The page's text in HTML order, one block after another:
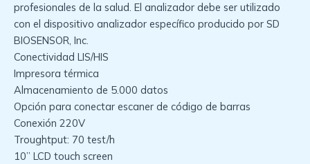
profesionales de la salud. El analizador debe ser utilizado
con el dispositivo analizador específico producido por SD
BIOSENSOR, Inc.
Conectividad LIS/HIS
Impresora térmica
Almacenamiento de 5.000 datos
Opción para conectar escaner de código de barras
Conexión 220V
Troughtput: 70 test/h
10” LCD touch screen